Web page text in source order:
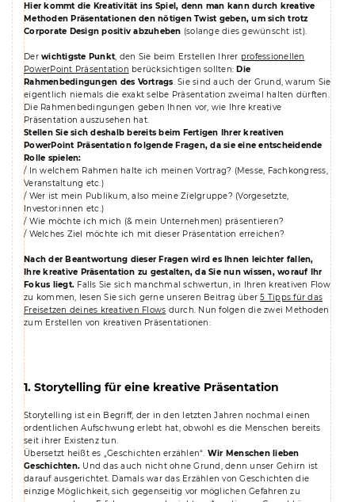
Hier kommt die Kreativität ins Spiel, denn man kann durch kreative
Methoden Präsentationen den nötigen Twist geben, um sich trotz
Corporate Design positiv abzuheben (solange dies gewünscht ist).
Der wichtigste Punkt, den Sie beim Erstellen Ihrer professionellen
PowerPoint Präsentation berücksichtigen sollten: Die
Rahmenbedingungen des Vortrags. Sie sind auch der Grund, warum Sie
eigentlich niemals die exakt selbe Präsentation zweimal halten dürften.
Die Rahmenbedingungen geben Ihnen vor, wie Ihre kreative
Präsentation auszusehen hat.
Stellen Sie sich deshalb bereits beim Fertigen Ihrer kreativen
PowerPoint Präsentation folgende Fragen, da sie eine entscheidende
Rolle spielen:
/ In welchem Rahmen halte ich meinen Vortrag? (Messe, Fachkongress,
Veranstaltung etc.)
/ Wer ist mein Publikum, also meine Zielgruppe? (Vorgesetzte,
Investor:innen etc.)
/ Wie möchte ich mich (& mein Unternehmen) präsentieren?
/ Welches Ziel möchte ich mit dieser Präsentation erreichen?
Nach der Beantwortung dieser Fragen wird es Ihnen leichter fallen,
Ihre kreative Präsentation zu gestalten, da Sie nun wissen, worauf Ihr
Fokus liegt. Falls Sie sich manchmal schwertun, in Ihren kreativen Flow
zu kommen, lesen Sie sich gerne unseren Beitrag über5 Tipps für das
Freisetzen deines kreativen Flows durch. Nun folgen die zwei Methoden
zum Erstellen von kreativen Präsentationen:
1. Storytelling für eine kreative Präsentation
Storytelling ist ein Begriff, der in den letzten Jahren nochmal einen
ordentlichen Aufschwung erlebt hat, obwohl es die Menschen bereits
seit ihrer Existenz tun.
Übersetzt heißt es „Geschichten erzählen“. Wir Menschen lieben
Geschichten. Und das auch nicht ohne Grund, denn unser Gehirn ist
darauf ausgerichtet. Damals war das Erzählen von Geschichten die
einzige Möglichkeit, sich gegenseitig vor möglichen Gefahren zu